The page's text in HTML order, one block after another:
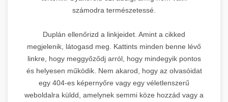
számodra természetessé.
Duplán ellenőrizd a linkjeidet. Amint a cikked
megjelenik, látogasd meg. Kattints minden benne lévő
linkre, hogy meggyőződj arról, hogy mindegyik pontos
és helyesen működik. Nem akarod, hogy az olvasóidat
egy 404-es képernyőre vagy egy véletlenszerű
weboldalra küldd, amelynek semmi köze hozzád vagy a